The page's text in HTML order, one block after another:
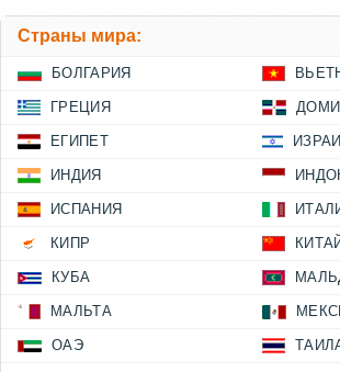
Страны мира:
БОЛГАРИЯ
ГРЕЦИЯ
ЕГИПЕТ
ИНДИЯ
ИСПАНИЯ
КИПР
КУБА
МАЛЬТА
ОАЭ